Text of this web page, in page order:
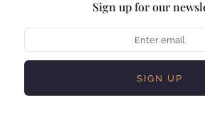
Sign up for our